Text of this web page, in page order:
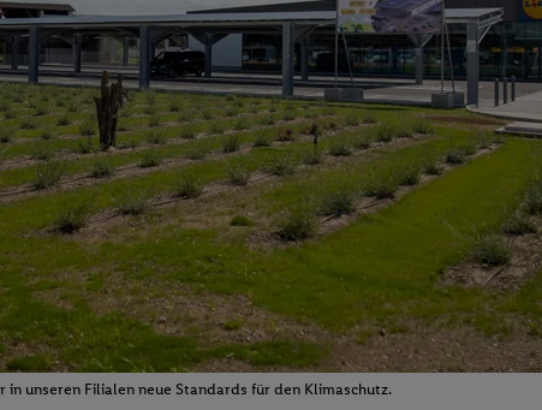
in unseren Filialen neue Standards für den Klimaschutz.